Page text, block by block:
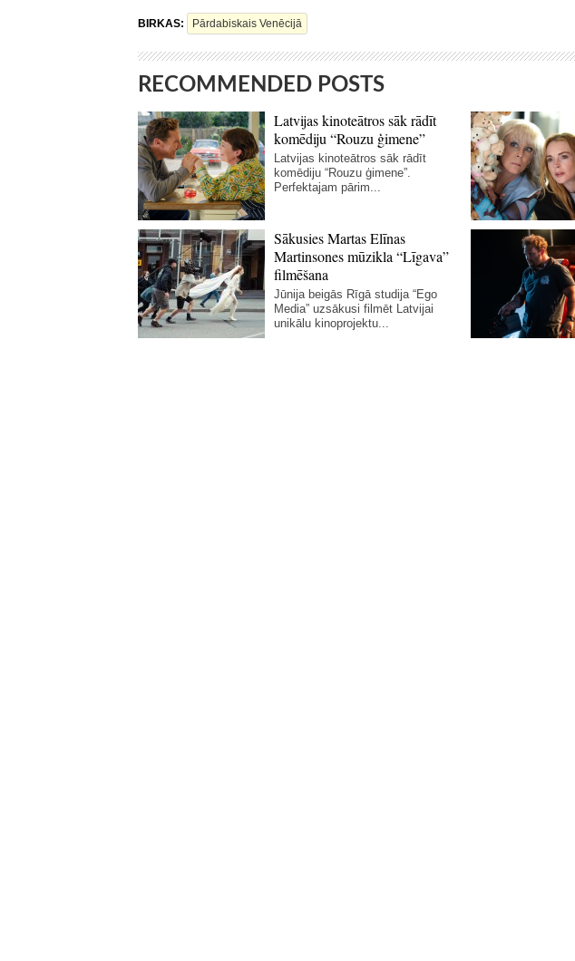
BIRKAS: Pārdabiskais Venēcijā
RECOMMENDED POSTS
Latvijas kinoteātros sāk rādīt
komēdiju “Rouzu ģimene”
Latvijas kinoteātros sāk rādīt
komēdiju “Rouzu ģimene”.
Perfektajam pārim...
Sākusies Martas Elīnas
Martinsones mūzikla “Līgava”
filmēšana
Jūnija beigās Rīgā studija “Ego
Media” uzsākusi filmēt Latvijai
unikālu kinoprojektu...